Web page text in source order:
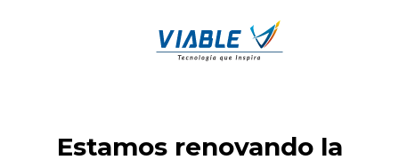
Estamos renovando la